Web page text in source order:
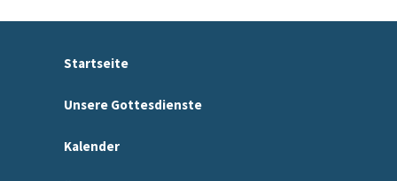
Startseite
Unsere Gottesdienste
Kalender